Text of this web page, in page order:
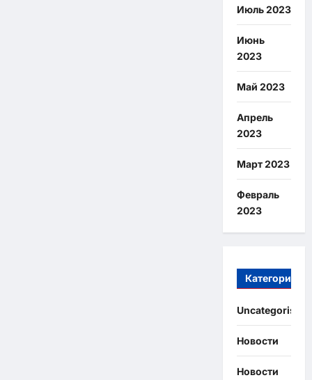
Июль 2023
Июнь
2023
Май 2023
Апрель
2023
Март 2023
Февраль
2023
Категории
Uncategorised
Новости
Новости